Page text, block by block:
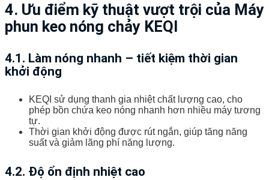
4. Ưu điểm kỹ thuật vượt trội của Máy
phun keo nóng chảy KEQI
4.1. Làm nóng nhanh – tiết kiệm thời gian
khởi động
KEQI sử dụng thanh gia nhiệt chất lượng cao, cho
phép bồn chứa keo nóng nhanh hơn nhiều máy tương
tự.
Thời gian khởi động được rút ngắn, giúp tăng năng
suất và giảm lãng phí năng lượng.
4.2. Độ ổn định nhiệt cao